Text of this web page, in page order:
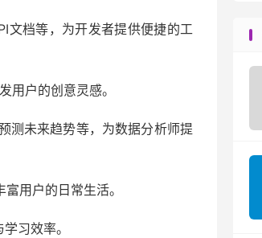
文档等，为开发者提供便捷的工
用户的创意灵感。
测未来趋势等，为数据分析师提
用户的日常生活。
习效率。